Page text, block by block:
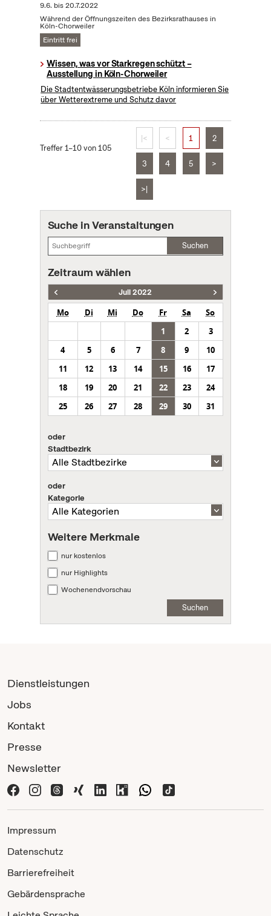
9.6. bis20.7.2022
Während der Öffnungszeiten des Bezirksrathauses in
Köln-Chorweiler
Eintritt frei
Wissen, was vor Starkregen schützt –
Ausstellung in Köln-Chorweiler
Die Stadtentwässerungsbetriebe Köln informieren Sie
über Wetterextreme und Schutz davor
Treffer 1–10 von 105
|< < 1 2
3 4 5 >
>|
Suche in Veranstaltungen
Suchen
Zeitraum wählen
Juli 2022
Mo Di Mi Do Fr Sa
So
1
2
3
4
5 6 7 8 9
10
11
12 13 14 15 16
17
18
19 20 21 22 23
24
25
26 27 28 29 30 31
oder
Stadtbezirk
oder
Kategorie
Weitere Merkmale
nur kostenlos
nur Highlights
Wochenendvorschau
Suchen
Dienstleistungen
Jobs
Kontakt
Presse
Newsletter
Impressum
Datenschutz
Barrierefreiheit
Gebärdensprache